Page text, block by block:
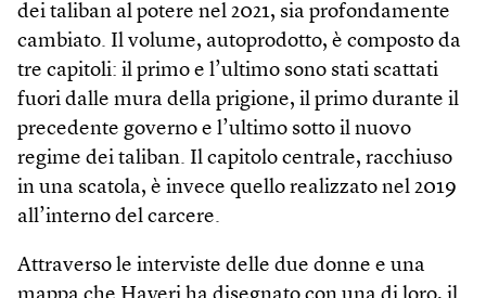
dei taliban al potere nel 2021, sia profondamente
cambiato. Il volume, autoprodotto, è composto da
tre capitoli: il primo e l’ultimo sono stati scattati
fuori dalle mura della prigione, il primo durante il
precedente governo e l’ultimo sotto il nuovo
regime dei taliban. Il capitolo centrale, racchiuso
in una scatola, è invece quello realizzato nel 2019
all’interno del carcere.
Attraverso le interviste delle due donne e una